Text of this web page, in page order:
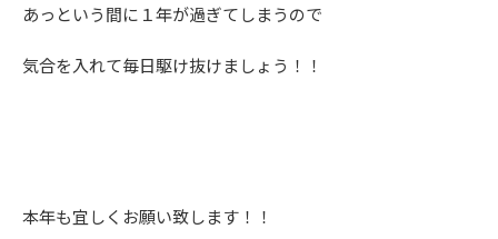
あっという間に１年が過ぎてしまうので
気合を入れて毎日駆け抜けましょう！！
本年も宜しくお願い致します！！